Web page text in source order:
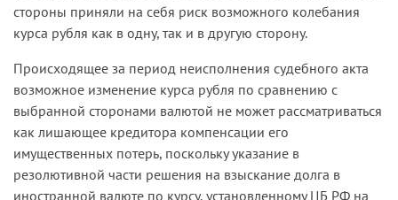
стороны приняли на себя риск возможного колебания
курса рубля как в одну, так и в другую сторону.
Происходящее за период неисполнения судебного акта
возможное изменение курса рубля по сравнению с
выбранной сторонами валютой не может рассматриваться
как лишающее кредитора компенсации его
имущественных потерь, поскольку указание в
резолютивной части решения на взыскание долга в
иностранной валюте по курсу, установленному ЦБ РФ на